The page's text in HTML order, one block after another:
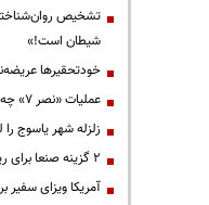
تشخیص
شیطان است!»
خودتحقیرها
عملیات «نصر ۷» چه هدفی را دنبال می‌کرد؟
زلزله شهر یاسوج را
۲ گزینه صنعا برای ریاض
آمریکا ویزای سفیر